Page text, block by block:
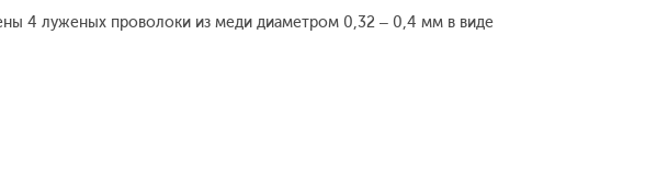
4 луженых проволоки из меди диаметром 0,32 – 0,4 мм в виде